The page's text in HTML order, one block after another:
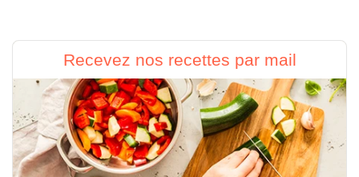
Recevez nos recettes par mail